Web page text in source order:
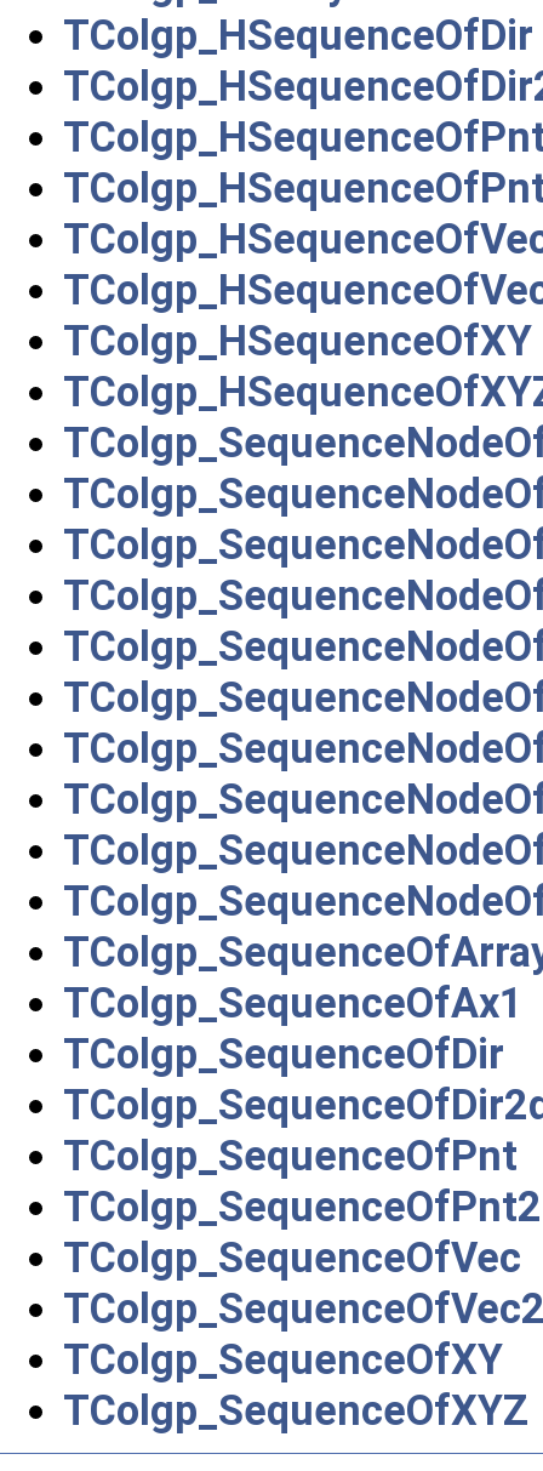
TColgp_HSequenceOfDir
TColgp_HSequenceOfXY
TColgp_SequenceOfAx1
TColgp_SequenceOfDir
TColgp_SequenceOfPnt
TColgp_SequenceOfVec
TColgp_SequenceOfXY
TColgp_SequenceOfXYZ